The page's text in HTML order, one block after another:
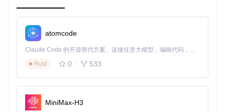
atomcode
Claude Code 的开源替代方案。连接任意大模型，编辑代码，运行命令，自动验证 — 全自动执行。用 Rust 构建，极致性能。 ｜ An open-source alternative to Claude Code. Connect any LLM, edit code, run commands, and verify changes — autonomously. Built in Rust for speed. Get Started
Rust
0 533
MiniMax-H3